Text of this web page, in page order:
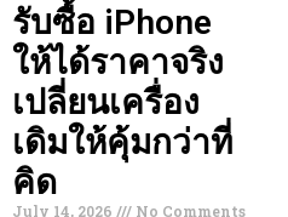
รับซื้อ iPhone
ให้ได้ราคาจริง
เปลี่ยนเครื่อง
เดิมให้คุ้มกว่าที่
คิด
July 14, 2026 No Comments